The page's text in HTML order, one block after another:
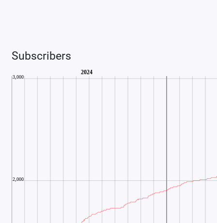
Subscribers